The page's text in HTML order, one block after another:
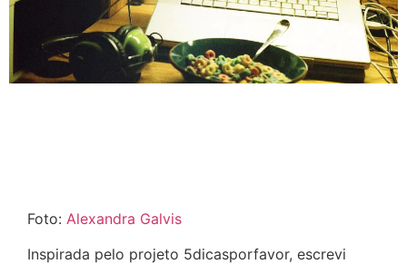
Foto: Alexandra Galvis
Inspirada pelo projeto 5dicasporfavor, escrevi